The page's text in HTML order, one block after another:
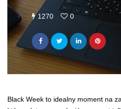
1270 0
Black Week to idealny moment na